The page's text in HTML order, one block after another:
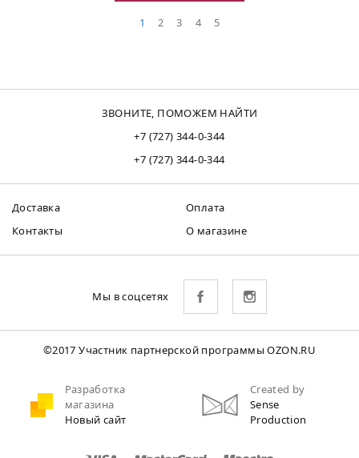
1 2 3 4 5
ЗВОНИТЕ, ПОМОЖЕМ НАЙТИ
+7 (727) 344-0-344
+7 (727) 344-0-344
Доставка
Оплата
Контакты
О магазине
Мы в соцсетях
©2017 Участник партнерской программы OZON.RU
Разработка
магазина
Новый сайт
Created by
Sense
Production